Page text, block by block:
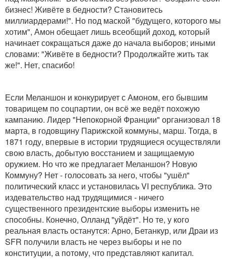
бизнес! Живёте в бедности? Становитесь
миллиардерами!". Но под маской "будущего, которого мы
хотим", Амон обещает лишь всеобщий доход, который
начинает сокращаться даже до начала выборов; иными
словами: "Живёте в бедности? Продолжайте жить так
же!". Нет, спасибо!
Если Меланшон и конкурирует с Амоном, его бывшим
товарищем по соцпартии, он всё же ведёт похожую
кампанию. Лидер "Непокорной Франции" организовал 18
марта, в годовщину Парижской коммуны, марш. Тогда, в
1871 году, впервые в истории трудящиеся осуществляли
свою власть, добытую восстанием и защищаемую
оружием. Но что же предлагает Меланшон? Новую
Коммуну? Нет - голосовать за него, чтобы "ушёл"
политический класс и установилась VI республика. Это
издевательство над трудящимися - ничего
существенного президентские выборы изменить не
способны. Конечно, Олланд "уйдёт". Но те, у кого
реальная власть останутся: Арно, Бетанкур, или Драи из
SFR получили власть не через выборы и не по
конституции, а потому, что представляют капитал.